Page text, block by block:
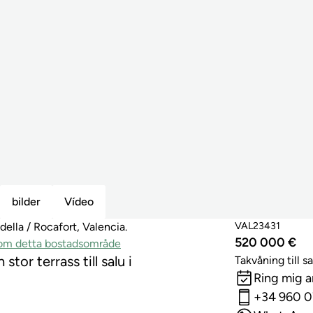
bilder
Vídeo
/ Rocafort, Valencia.
detta bostadsområde
stor terrass till salu i
VAL23431
520 000 €
Takvåning till
Ring mig
+34 960